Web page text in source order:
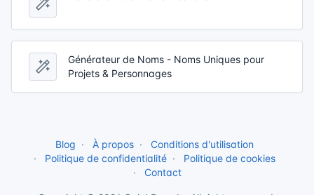
Générateur de Noms - Noms Uniques pour
Projets & Personnages
Blog À propos
Conditions d'utilisation
Politique de confidentialité
Politique de cookies
Contact